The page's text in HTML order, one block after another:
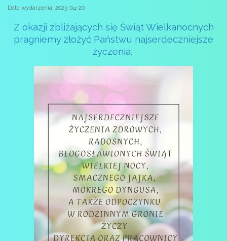
Data wydarzenia: 2025-04-20
Z okazji zbliżających się Świąt Wielkanocnych
pragniemy złożyć Państwu najserdeczniejsze
życzenia.